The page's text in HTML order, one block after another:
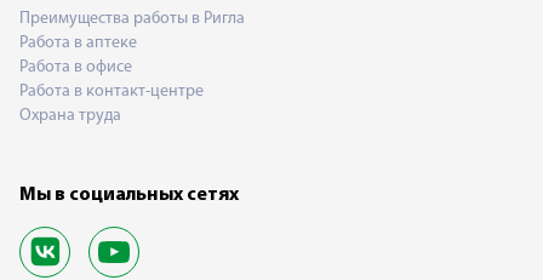
Преимущества работы в Ригла
Работа в аптеке
Работа в офисе
Работа в контакт-центре
Охрана труда
Мы в социальных сетях